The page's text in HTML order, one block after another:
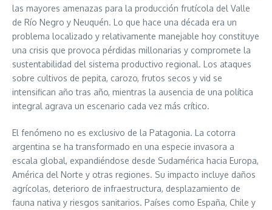
las mayores amenazas para la producción frutícola del Valle
de Río Negro y Neuquén. Lo que hace una década era un
problema localizado y relativamente manejable hoy constituye
una crisis que provoca pérdidas millonarias y compromete la
sustentabilidad del sistema productivo regional. Los ataques
sobre cultivos de pepita, carozo, frutos secos y vid se
intensifican año tras año, mientras la ausencia de una política
integral agrava un escenario cada vez más crítico.
El fenómeno no es exclusivo de la Patagonia. La cotorra
argentina se ha transformado en una especie invasora a
escala global, expandiéndose desde Sudamérica hacia Europa,
América del Norte y otras regiones. Su impacto incluye daños
agrícolas, deterioro de infraestructura, desplazamiento de
fauna nativa y riesgos sanitarios. Países como España, Chile y